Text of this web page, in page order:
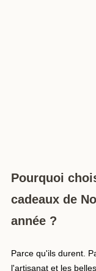
Pourquoi
cadeaux de
année ?
Parce qu'ils durent.
l'artisanat et les